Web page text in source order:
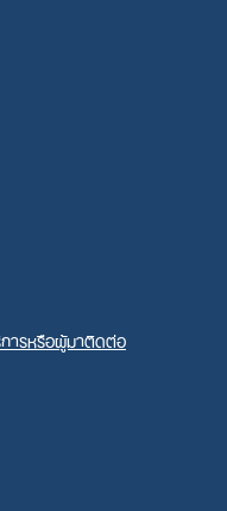
ารหรือผู้มาติดต่อ